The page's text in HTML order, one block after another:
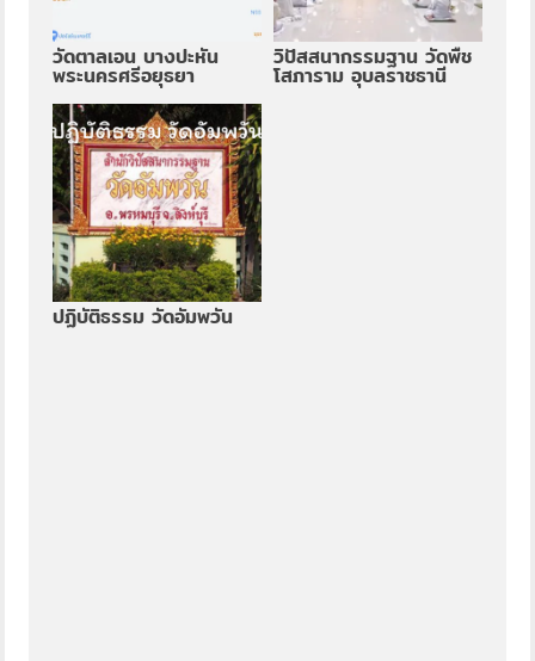
วัดตาลเอน บางปะหัน
พระนครศรีอยุธยา
วิปัสสนากรรมฐาน วัดพืช
โสภาราม อุบลราชธานี
ปฏิบัติธรรม วัดอัมพวัน